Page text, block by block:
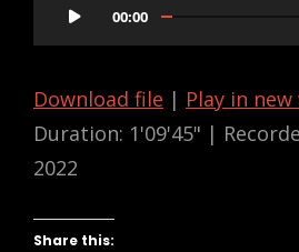
00:00
Download file | Play in
Duration: 1'09'45" |
2022
Share this: